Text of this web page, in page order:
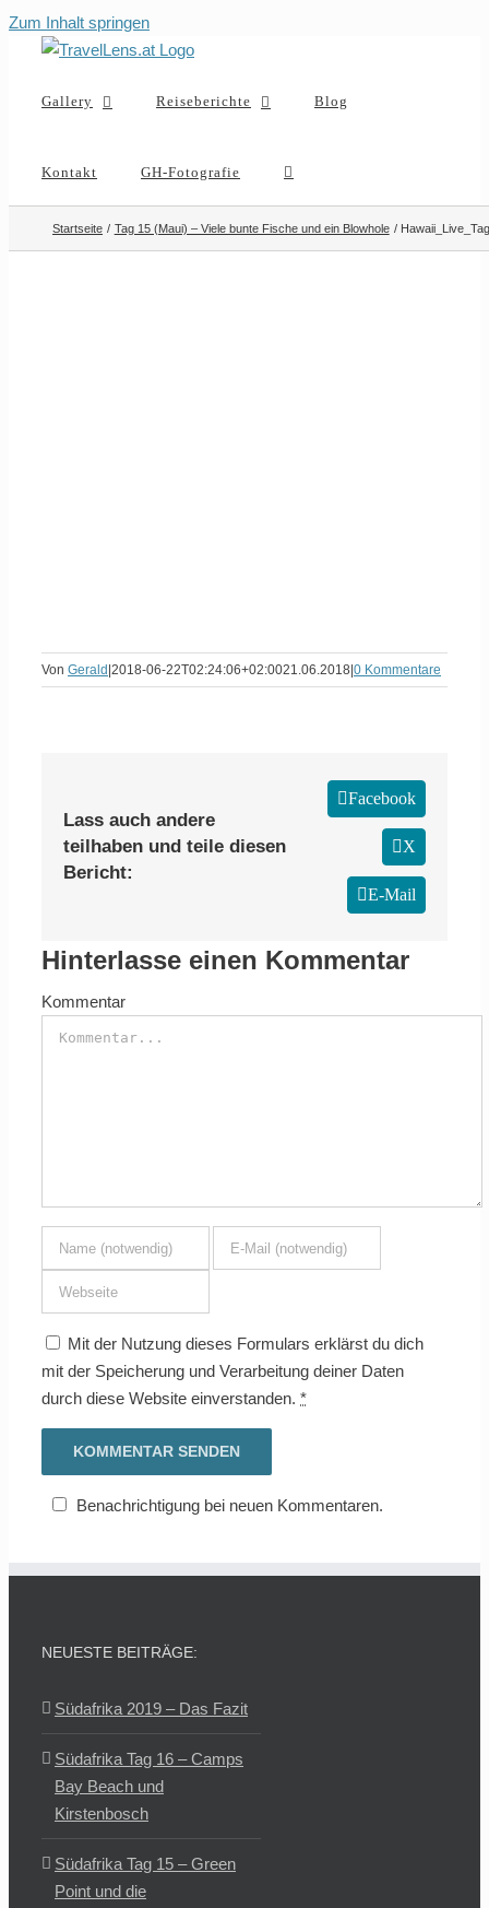
Zum Inhalt springen
Gallery Reiseberichte Blog
Kontakt GH-Fotografie
Startseite Tag 15 (Maui) – Viele bunte Fische und ein Blowhole
Von Gerald 2018-06-22T02:24:06+02:0021.06.2018 0 Kommentare
Lass auch andere
teilhaben und teile diesen
Bericht:
Facebook
X
E-Mail
Hinterlasse einen Kommentar
Kommentar
Mit der Nutzung dieses Formulars erklärst du dich
mit der Speicherung und Verarbeitung deiner Daten
durch diese Website einverstanden. *
Benachrichtigung bei neuen Kommentaren.
NEUESTE BEITRÄGE:
Südafrika 2019 – Das Fazit
Südafrika Tag 16 – Camps
Bay Beach und
Kirstenbosch
Südafrika Tag 15 – Green
Point und die